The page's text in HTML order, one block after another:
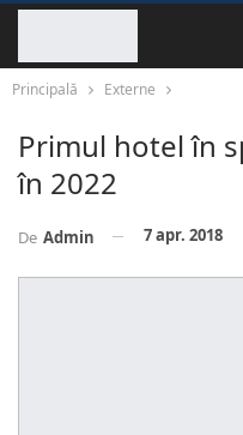
Principală Externe
Primul hotel în
în 2022
De Admin 7 apr. 2018